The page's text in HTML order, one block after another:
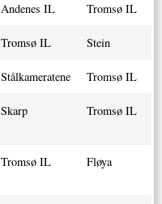
Andenes IL Tromsø IL
Tromsø IL Stein
Stålkameratene Tromsø IL
Skarp Tromsø IL
Tromsø IL Fløya